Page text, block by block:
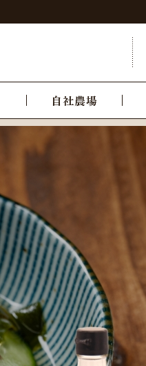
自社農場